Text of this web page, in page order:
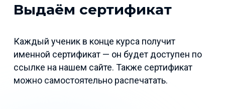
Выдаём сертификат
Каждый ученик в конце курса получит
именной сертификат — он будет доступен по
ссылке на нашем сайте. Также сертификат
можно самостоятельно распечатать.